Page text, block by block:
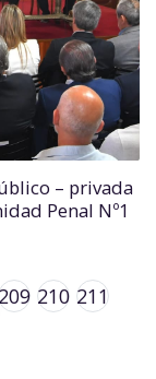
– privada
Penal Nº1
210 211